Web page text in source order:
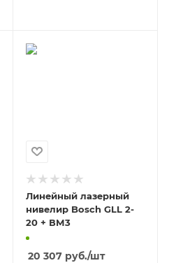
Линейный лазерный
нивелир Bosch GLL 2-
20 + ВМ3
20 307руб./шт